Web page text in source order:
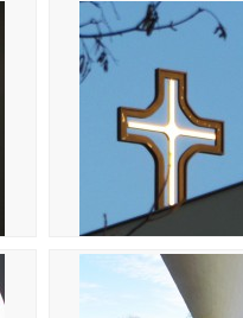
020 Kříž na kostele